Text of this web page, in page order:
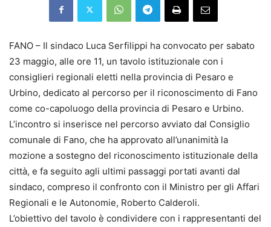
FANO – Il sindaco Luca Serfilippi ha convocato per sabato
23 maggio, alle ore 11, un tavolo istituzionale con i
consiglieri regionali eletti nella provincia di Pesaro e
Urbino, dedicato al percorso per il riconoscimento di Fano
come co-capoluogo della provincia di Pesaro e Urbino.
L’incontro si inserisce nel percorso avviato dal Consiglio
comunale di Fano, che ha approvato all’unanimità la
mozione a sostegno del riconoscimento istituzionale della
città, e fa seguito agli ultimi passaggi portati avanti dal
sindaco, compreso il confronto con il Ministro per gli Affari
Regionali e le Autonomie, Roberto Calderoli.
L’obiettivo del tavolo è condividere con i rappresentanti del